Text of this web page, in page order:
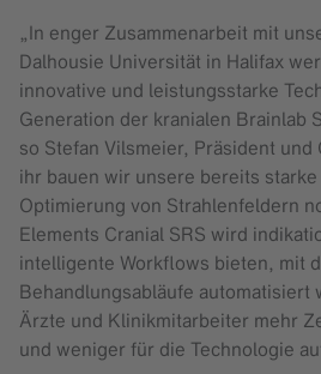
„In enger Zusammenarbeit mit
Dalhousie Universität in Halifax
innovative und leistungsstarke
Generation der kranialen Brainlab
so Stefan Vilsmeier, Präsident und
ihr bauen wir unsere bereits
Optimierung von Strahlenfeldern
Elements Cranial SRS wird
intelligente Workflows bieten, mit
Behandlungsabläufe automatisiert
Ärzte und Klinikmitarbeiter mehr
und weniger für die Technologie